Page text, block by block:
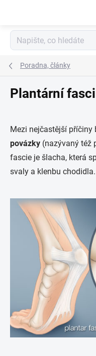
Poradna, články
Plantární
Mezi nejčastější příčiny
povázky (nazývaný též
fascie je šlacha, která
svaly a klenbu chodidla.